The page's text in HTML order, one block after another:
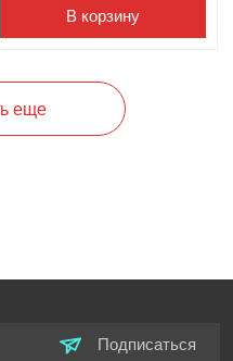
В корзину
еще
Подписаться